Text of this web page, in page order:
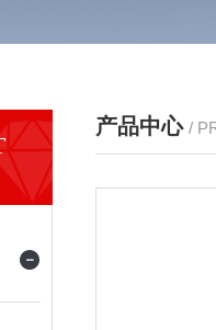
产品中心 /